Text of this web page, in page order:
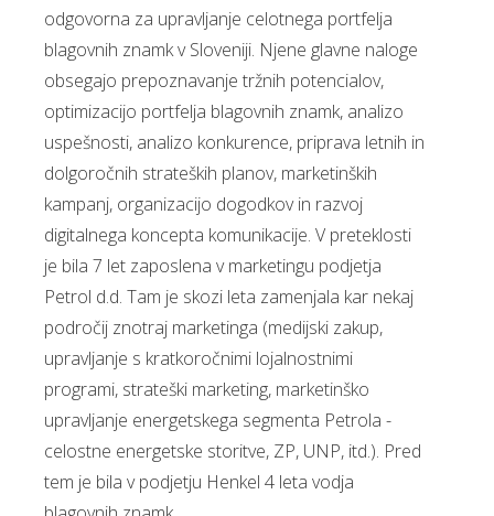
odgovorna za upravljanje celotnega portfelja
blagovnih znamk v Sloveniji. Njene glavne naloge
obsegajo prepoznavanje tržnih potencialov,
optimizacijo portfelja blagovnih znamk, analizo
uspešnosti, analizo konkurence, priprava letnih in
dolgoročnih strateških planov, marketinških
kampanj, organizacijo dogodkov in razvoj
digitalnega koncepta komunikacije. V preteklosti
je bila 7 let zaposlena v marketingu podjetja
Petrol d.d. Tam je skozi leta zamenjala kar nekaj
področij znotraj marketinga (medijski zakup,
upravljanje s kratkoročnimi lojalnostnimi
programi, strateški marketing, marketinško
upravljanje energetskega segmenta Petrola -
celostne energetske storitve, ZP, UNP, itd.). Pred
tem je bila v podjetju Henkel 4 leta vodja